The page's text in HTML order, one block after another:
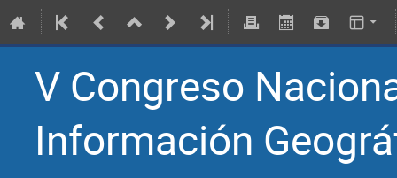
V Congreso
Información